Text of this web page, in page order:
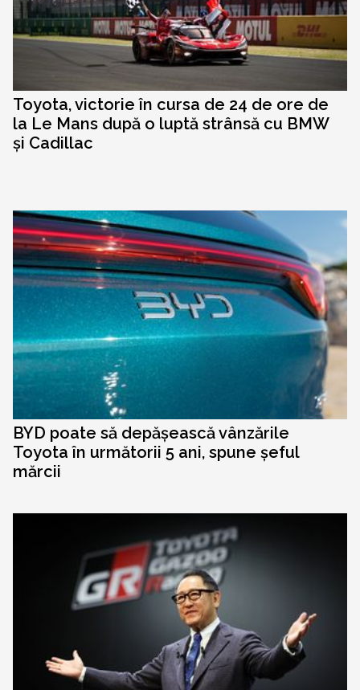
Toyota, victorie în cursa de 24 de ore de
la Le Mans după o luptă strânsă cu BMW
și Cadillac
BYD poate să depășească vânzările
Toyota în următorii 5 ani, spune șeful
mărcii